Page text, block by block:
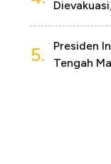
5.
Presiden
Tengah